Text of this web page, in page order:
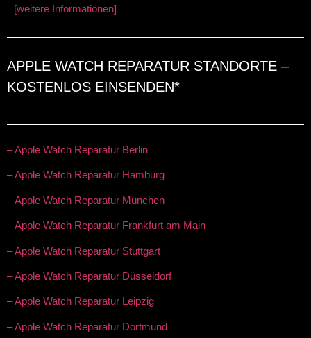
[weitere Informationen]
APPLE WATCH REPARATUR STANDORTE –
KOSTENLOS EINSENDEN*
– Apple Watch Reparatur Berlin
– Apple Watch Reparatur Hamburg
– Apple Watch Reparatur München
– Apple Watch Reparatur Frankfurt am Main
– Apple Watch Reparatur Stuttgart
– Apple Watch Reparatur Düsseldorf
– Apple Watch Reparatur Leipzig
– Apple Watch Reparatur Dortmund